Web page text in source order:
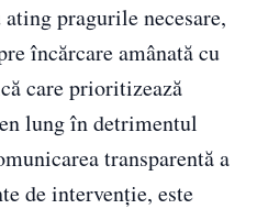
pragurile necesare,
încărcare amânată cu
care prioritizează
lung în detrimentul
transparentă a
de intervenție, este